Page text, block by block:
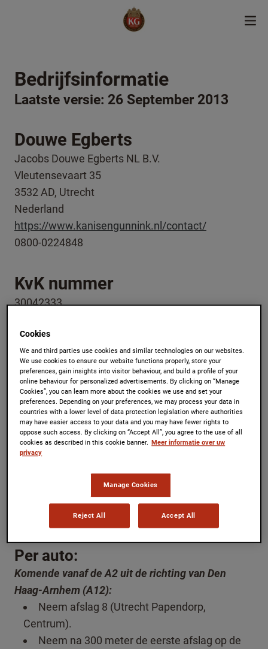
Bedrijfsinformatie
Laatste versie: 26 September 2013
Douwe Egberts
Jacobs Douwe Egberts NL B.V.
Vleutensevaart 35
3532 AD, Utrecht
Nederland
https://www.kanisengunnink.nl/contact/
0800-0224848
KvK nummer
30042333
VAT number
NL001367961B01
Gebruikersvoorwaarden
Klikhier.
Privacy & cookies
Routebeschrijving Utrecht
Per auto:
Komende vanaf de A2 uit de richting van Den
Haag-Arnhem (A12):
Neem afslag 8 (Utrecht Papendorp,
Centrum).
Neem na 300 meter de eerste afslag op de
Cookies
We and third parties use cookies and similar technologies on our websites.
We use cookies to ensure our website functions properly, store your
preferences, gain insights into visitor behaviour, and build a profile of your
online behaviour for personalized advertisements. By clicking on “Manage
Cookies”, you can learn more about the cookies we use and set your
preferences. Depending on your preferences, we may process your data in
countries with a lower level of data protection legislation where authorities
may have easier access to your data and you may have fewer rights to
oppose such access. By clicking on “Accept All”, you agree to the use of all
cookies as described in this cookie banner. Meer informatie over uw
privacy
Manage Cookies
Reject All Accept All